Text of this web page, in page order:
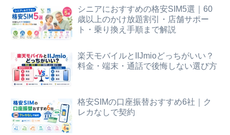
シニアにおすすめの格安SIM5選｜60
歳以上のかけ放題割引・店舗サポー
ト・乗り換え手順まで解説
楽天モバイルとIIJmioどっちがいい？
料金・端末・通話で後悔しない選び方
格安SIMの口座振替おすすめ6社｜ク
レカなしで契約